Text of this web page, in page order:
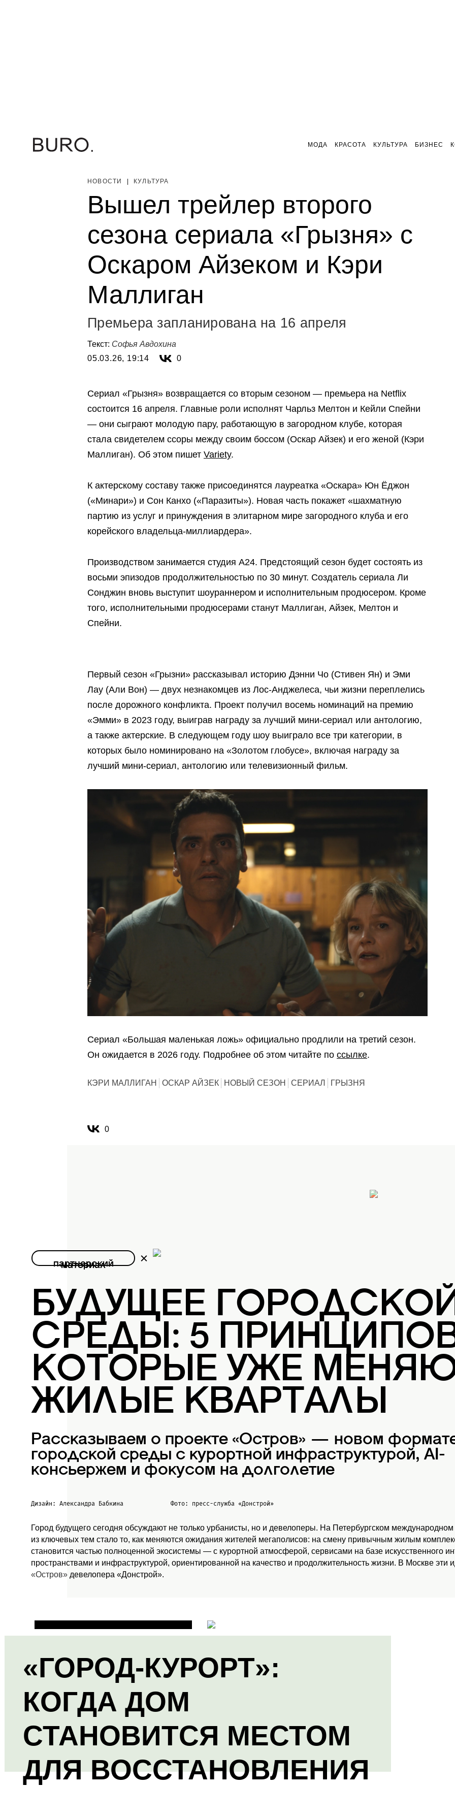
МОДА КРАСОТА КУЛЬТУРА БИЗНЕС
НОВОСТИ КУЛЬТУРА
Вышел трейлер второго
сезона сериала «Грызня» с
Оскаром Айзеком и Кэри
Маллиган
Премьера запланирована на 16 апреля
Текст: Софья Авдохина
05.03.26, 19:14
0
Сериал «Грызня» возвращается со вторым сезоном — премьера на Netflix
состоится 16 апреля. Главные роли исполнят Чарльз Мелтон и Кейли Спейни
— они сыграют молодую пару, работающую в загородном клубе, которая
стала свидетелем ссоры между своим боссом (Оскар Айзек) и его женой (Кэри
Маллиган). Об этом пишет Variety.
К актерскому составу также присоединятся лауреатка «Оскара» Юн Ёджон
(«Минари») и Сон Канхо («Паразиты»). Новая часть покажет «шахматную
партию из услуг и принуждения в элитарном мире загородного клуба и его
корейского владельца-миллиардера».
Производством занимается студия A24. Предстоящий сезон будет состоять из
восьми эпизодов продолжительностью по 30 минут. Создатель сериала Ли
Сонджин вновь выступит шоураннером и исполнительным продюсером. Кроме
того, исполнительными продюсерами станут Маллиган, Айзек, Мелтон и
Спейни.
Первый сезон «Грызни» рассказывал историю Дэнни Чо (Стивен Ян) и Эми
Лау (Али Вон) — двух незнакомцев из Лос-Анджелеса, чьи жизни переплелись
после дорожного конфликта. Проект получил восемь номинаций на премию
«Эмми» в 2023 году, выиграв награду за лучший мини-сериал или антологию,
а также актерские. В следующем году шоу выиграло все три категории, в
которых было номинировано на «Золотом глобусе», включая награду за
лучший мини-сериал, антологию или телевизионный фильм.
Сериал «Большая маленькая ложь» официально продлили на третий сезон.
Он ожидается в 2026 году. Подробнее об этом читайте по ссылке.
КЭРИ МАЛЛИГАН ОСКАР АЙЗЕК НОВЫЙ СЕЗОН СЕРИАЛ ГРЫЗНЯ
0
партнерский
материал
БУДУЩЕЕ
СРЕДЫ: 5
КОТОРЫЕ УЖЕ
ЖИЛЫЕ КВАРТАЛЫ
Рассказываем о проекте «Остров» — новом
городской среды с курортной инфраструктурой, AI-
консьержем и фокусом на долголетие
Дизайн: Александра Бабкина Фото: пресс-служба «Донстрой»
Город будущего сегодня обсуждают не только урбанисты, но и девелоперы. На Петербургском
из ключевых тем стало то, как меняются ожидания жителей мегаполисов: на смену привычным жилым
становится частью полноценной экосистемы — с курортной атмосферой, сервисами на базе искусственного
пространствами и инфраструктурой, ориентированной на качество и продолжительность жизни. В Москве
«Остров» девелопера «Донстрой».
«ГОРОД-КУРОРТ»:
КОГДА ДОМ
СТАНОВИТСЯ МЕСТОМ
ДЛЯ ВОССТАНОВЛЕНИЯ